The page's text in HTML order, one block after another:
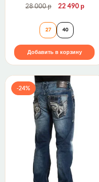
28 000р 22 490р
Джинсы
27 40
Добавить в корзину
-24%